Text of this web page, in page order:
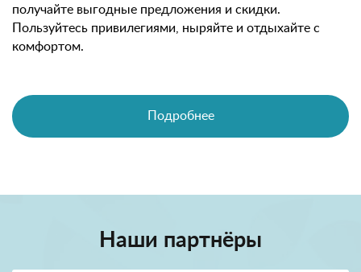
получайте выгодные предложения и скидки.
Пользуйтесь привилегиями, ныряйте и отдыхайте с
комфортом.
Подробнее
Наши партнёры